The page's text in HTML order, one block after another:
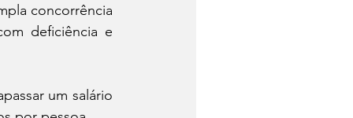
concorrência
deficiência e
um salário